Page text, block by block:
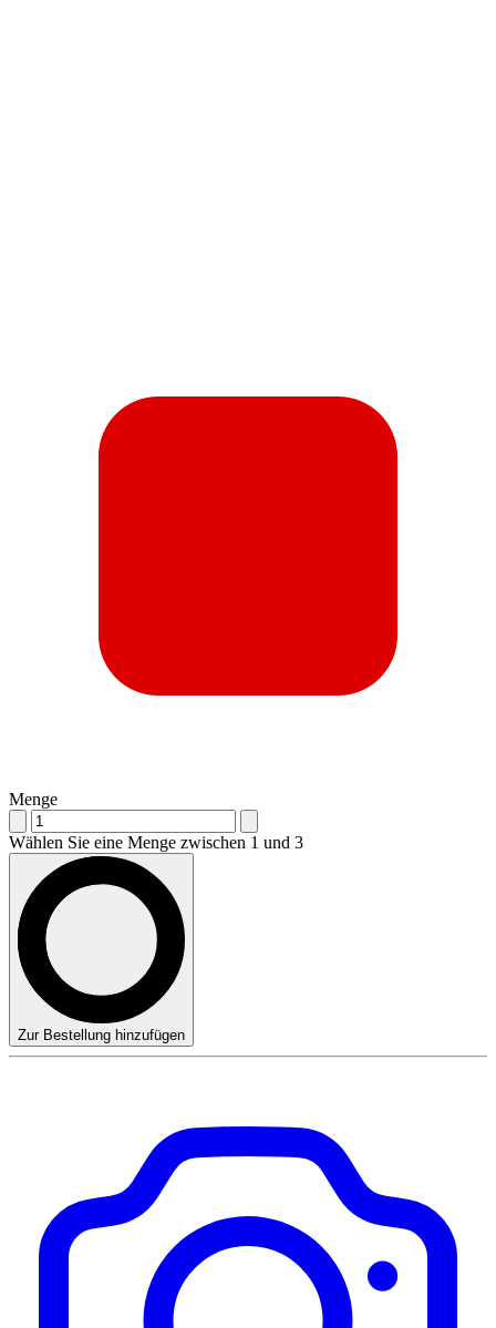
Menge
Wählen Sie eine Menge zwischen 1 und 3
Zur Bestellung hinzufügen